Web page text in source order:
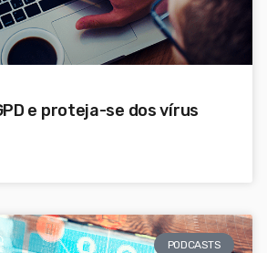
e proteja-se dos vírus
PODCASTS